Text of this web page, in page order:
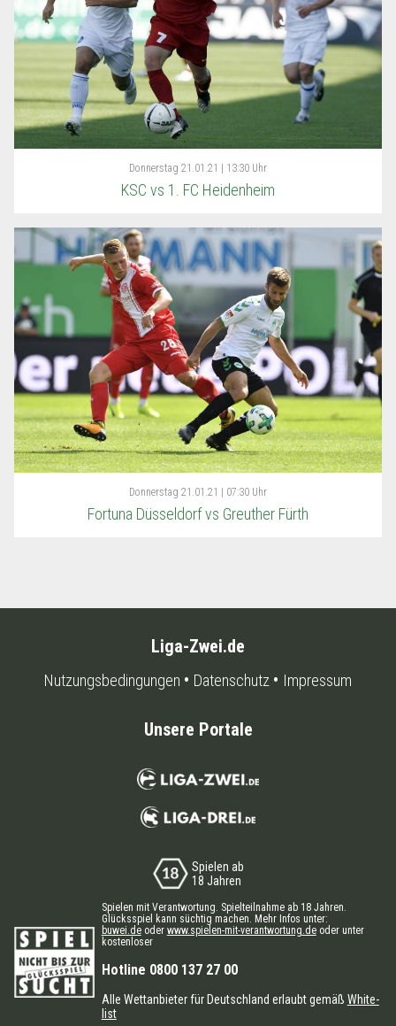
Donnerstag 21.01.21 | 13:30 Uhr
KSC vs 1. FC Heidenheim
Donnerstag 21.01.21 | 07:30 Uhr
Fortuna Düsseldorf vs Greuther Fürth
Liga-Zwei.de
Nutzungsbedingungen Datenschutz Impressum
Unsere Portale
Spielen ab
18 Jahren
Spielen mit Verantwortung. Spielteilnahme ab 18 Jahren.
Glücksspiel kann süchtig machen. Mehr Infos unter:
buwei.deoder www.spielen-mit-verantwortung.deoder unter
kostenloser
Hotline 0800 137 27 00
Alle Wettanbieter für Deutschland erlaubt gemäß White-
list